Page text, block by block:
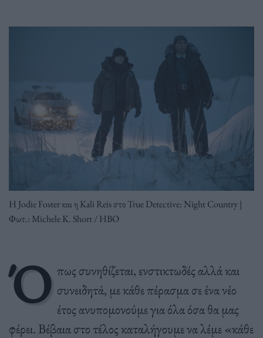
Η Jodie Foster και η Kali Reis στο True Detective: Night Country |
Φωτ.: Michele K. Short / HBO
Ό πως συνηθίζεται, ενστικτωδές αλλά και
συνειδητά, με κάθε πέρασμα σε ένα νέο
έτος ανυπομονούμε για όλα όσα θα μας
φέρει. Βέβαια στο τέλος καταλήγουμε να λέμε «κάθε